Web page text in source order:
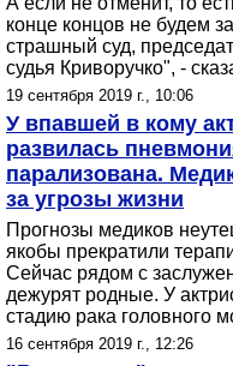
конце концов не будем
страшный суд,
судья Криворучко", -
19 сентября 2019 г., 10:06
У впавшей в кому
развилась
парализована.
за угрозы жизни
Прогнозы медиков
якобы прекратили
Сейчас рядом с
дежурят родные. У
стадию рака головного
16 сентября 2019 г., 12:26